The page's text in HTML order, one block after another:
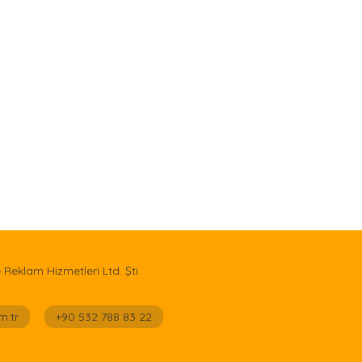
Hizmetleri Ltd. Şti.
+90 532 788 83 22